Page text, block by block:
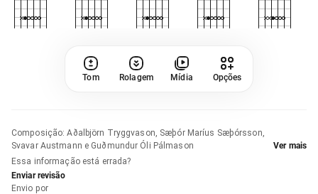
Tom Rolagem Mídia Opções
Composição:Aðalbjörn Tryggvason, Sæþór Maríus Sæþórsson,
Svavar Austmann e Guðmundur Óli Pálmason
Ver mais
Essa informação está errada?
Enviar revisão
Envio por